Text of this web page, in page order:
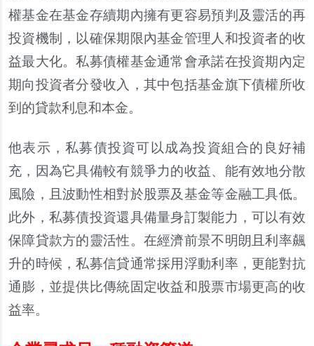
權基金在基金存續期內擁有更容易預判及靈活的再
投資機制，以確保期限內基金管理人和投資者的收
益最大化。私募債權基金通常會承諾在投資期內定
期向投資者分發收入，其中包括基金旗下債權所收
到的貸款利息和本金。
他表示，私募債投資可以成為投資組合的良好補
充，因為它具備較有競爭力的收益、能有效地分散
風險，且波動性相對於股票及基金等金融工具低。
此外，私募債投資還具備量身訂製能力，可以有效
保障貸款方的靈活性。在經濟前景不明朗且利率飆
升的時候，私募信貸通常採用浮動利率，更能對抗
通膨，並提供比傳統固定收益和股票市場更高的收
益率。